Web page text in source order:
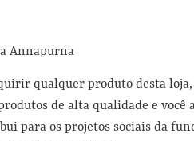
Annapurna
qualquer produto desta loja,
de alta qualidade e você
para os projetos sociais da